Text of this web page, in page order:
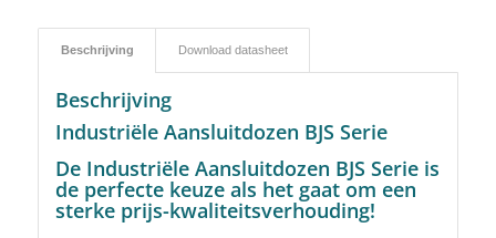
Beschrijving Download datasheet
Beschrijving
Industriële Aansluitdozen BJS Serie
De Industriële Aansluitdozen BJS Serie is
de perfecte keuze als het gaat om een
sterke prijs-kwaliteitsverhouding!